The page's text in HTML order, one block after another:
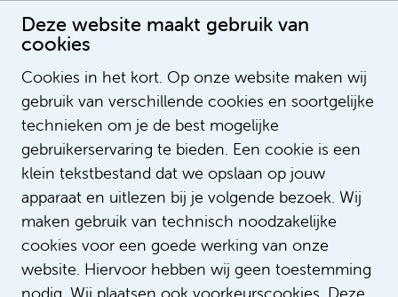
Deze website maakt gebruik van
cookies
Cookies in het kort. Op onze website maken wij
gebruik van verschillende cookies en soortgelijke
technieken om je de best mogelijke
gebruikerservaring te bieden. Een cookie is een
klein tekstbestand dat we opslaan op jouw
apparaat en uitlezen bij je volgende bezoek. Wij
maken gebruik van technisch noodzakelijke
cookies voor een goede werking van onze
website. Hiervoor hebben wij geen toestemming
Operatieassistent bij Amsterdam UMC
Publication date: 27-7-2022 00:00:00
LegendSorting
ListOrderValue
LegendNotification
LegendContent
SubTitle
ImageUrl
https://i.ytimg.com/vi/KwhVPe5Sjb8/
VideoID
https://www.youtube.com/watch?